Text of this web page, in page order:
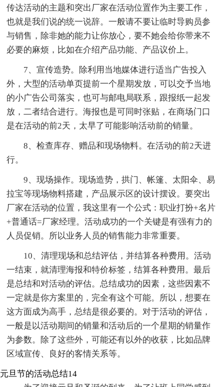
传达活动的主题和突出厂家在活动位置作为主要工作，
也就是我们说的统一说辞。一般请不要让临时导购员参
与销售，除非她的能力让你放心，要不她会给你带来不
必要的麻烦，比如在介绍产品功能、产品议价上。
7、宣传造势。除利用当地媒体进行适当广告投入
外，大型的活动单页提前一个星期发放，可以交予当地
的小广告公司落实，也可与邮电局联系，跟报纸一起发
放，二者结合进行。海报也是可同时张贴，在商场门口
是在活动的前2天，太早了可能影响活动前的销量。
8、检查库存、赠品和现场物料。在活动的前2天进
行。
9、现场操作。现场造势，拱门、帐篷、太阳伞、易
拉宝等现场物料搭建，产品展示区的设计摆设。要突出
厂家在活动的位置，我这里有一个公式：职业打扮+名片
+普通话=厂家经理。活动成功的一个关键是有强有力的
人员促销。所以业务人员的销售能力非常重要。
10、清理现场和总结评估，并结算各种费用。活动
一结束，就清理海报和特价标签，结算各种费用。最后
是总结和对活动的评估。总结成功的因素，这些因素不
一定就是你方案里的，完全有这个可能。所以，想要在
这方面成为高手，总结是很必要的。对于活动的评估，
一般是以活动期间的销量和活动后的一个星期的销量作
为参数。除了这些外，可能还有以外的收获，比如品牌
区域宣传、良好的客情关系等。
元旦节的活动总结14